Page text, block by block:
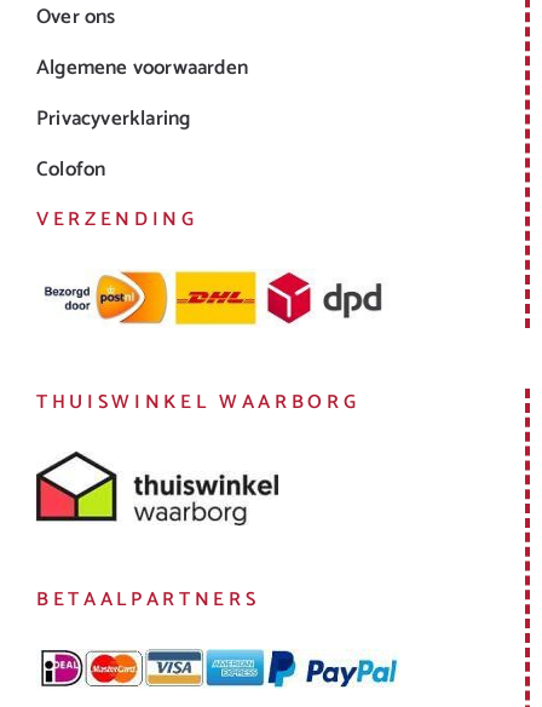
Over ons
Algemene voorwaarden
Privacyverklaring
Colofon
VERZENDING
THUISWINKEL WAARBORG
BETAALPARTNERS